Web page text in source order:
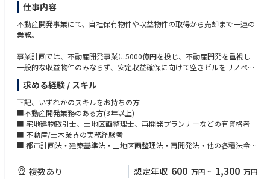
仕事内容
不動産開発事業にて、自社保有物件や収益物件の取得から売却まで一連の
業務。
事業計画では、不動産開発事業に5000億円を投じ、不動産開発を重視し
一般的な収益物件のみならず、安定収益確保に向けて空きビルをリノベー
ションして賃貸運用する等、
将来同社にとって有益な資産となるべく物件の取得を行います。
オフィスビルや住宅(マンション)、商業施設、物流施設など物件は多様。
求める経験 / スキル
下記、いずれかのスキルをお持ちの方
■不動産開発業務のある方(3年以上)
■ 宅地建物取引士、土地区画整理士、再開発プランナーなどの有資格者
■ 不動産/土木業界の実務経験者
■ 都市計画法・建築基準法・土地区画整理法・再開発法・他の各種法令知
識をお持ちの方
■ 区画整理をある程度理解し、その事業推進ノウハウを保有している方
複数あり 想定年収 600 万円 ~ 1,300 万円